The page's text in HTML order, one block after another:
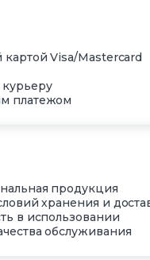
картой Visa/Mastercard
курьеру
платежом
продукция
хранения и
в использовании
обслуживания